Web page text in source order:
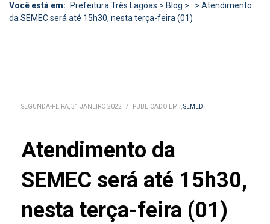
Você está em: Prefeitura Três Lagoas > Blog > . > Atendimento
da SEMEC será até 15h30, nesta terça-feira (01)
SEGUNDA-FEIRA, 31 JANEIRO 2022 / PUBLICADO EM .,SEMED
Atendimento da
SEMEC será até 15h30,
nesta terça-feira (01)